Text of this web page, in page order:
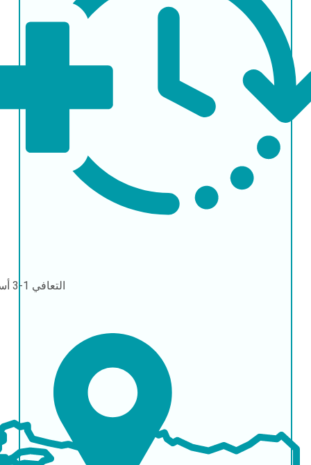
التعافي 1-3 أسابيع